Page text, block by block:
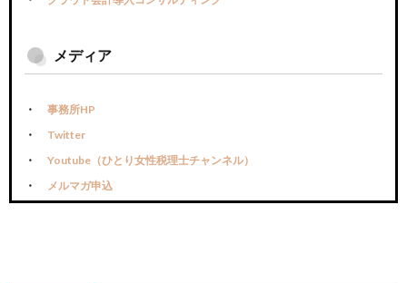
メディア
事務所HP
Twitter
Youtube（ひとり女性税理士チャンネル）
メルマガ申込